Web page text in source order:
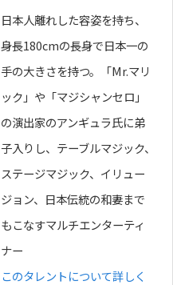
日本人離れした容姿を持ち、
身長180cmの長身で日本一の
手の大きさを持つ。「Mr.マリ
ック」や「マジシャンセロ」
の演出家のアンギュラ氏に弟
子入りし、テーブルマジック、
ステージマジック、イリュー
ジョン、日本伝統の和妻まで
もこなすマルチエンターティ
ナー
このタレントについて詳しく